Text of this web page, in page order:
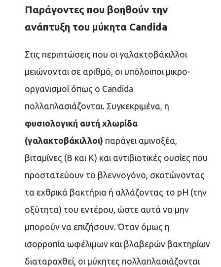
Παράγοντες που βοηθούν την
ανάπτυξη του μύκητα Candida
Στις περιπτώσεις που οι γαλακτοβάκιλλοι
μειώνονται σε αριθμό, οι υπόλοιποι μικρο-
οργανισμοί όπως o Candida
πολλαπλασιάζονται. Συγκεκριμένα, η
φυσιολογική αυτή χλωρίδα
(γαλακτοβάκιλλοι) παράγει αμινοξέα,
βιταμίνες (Β και Κ) και αντιβιοτικές ουσίες που
προστατεύουν το βλεννογόνο, σκοτώνοντας
τα εχθρικά βακτήρια ή αλλάζοντας το pH (την
οξύτητα) του εντέρου, ώστε αυτά να μην
μπορούν να επιζήσουν. Όταν όμως η
ισορροπία ωφέλιμων και βλαβερών βακτηρίων
διαταραχθεί, οι μύκητες πολλαπλασιάζονται